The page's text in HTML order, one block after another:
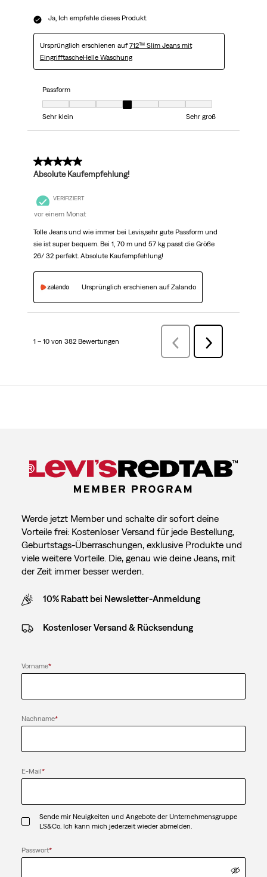
Ja, Ich empfehle dieses Produkt.
Ursprünglich erschienen auf712™ Slim Jeans mit
EingrifftascheHelle Waschung
Passform
Sehr klein
Sehr groß
5 von 5 Sternen.
Absolute Kaufempfehlung!
VERIFIZIERT
vor einem Monat
Tolle Jeans und wie immer bei Levis,sehr gute Passform und
sie ist super bequem. Bei 1, 70 m und 57 kg passt die Größe
26/ 32 perfekt. Absolute Kaufempfehlung!
Ursprünglich erschienen auf Zalando
1 – 10 von 382 Bewertungen VorherigeBewertungen
Weiter
Bewertungen
Werde jetzt Member und schalte dir sofort deine
Vorteile frei: Kostenloser Versand für jede Bestellung,
Geburtstags-Überraschungen, exklusive Produkte und
viele weitere Vorteile. Die, genau wie deine Jeans, mit
der Zeit immer besser werden.
10% Rabatt bei Newsletter-Anmeldung
Kostenloser Versand & Rücksendung
Vorname*
Nachname*
E-Mail*
Sende mir Neuigkeiten und Angebote der Unternehmensgruppe
LS&Co. Ich kann mich jederzeit wieder abmelden.
Passwort*